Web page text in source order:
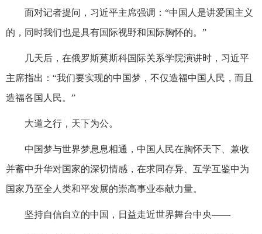
面对记者提问，习近平主席强调：“中国人是讲爱国主义
的，同时我们也是具有国际视野和国际胸怀的。”
几天后，在俄罗斯莫斯科国际关系学院演讲时，习近平
主席指出：“我们要实现的中国梦，不仅造福中国人民，而且
造福各国人民。”
大道之行，天下为公。
中国梦与世界梦息息相通，中国人民在胸怀天下、兼收
并蓄中升华对国家的深切情感，在求同存异、互学互鉴中为
国家乃至全人类和平发展的崇高事业奉献力量。
坚持自信自立的中国，日益走近世界舞台中央——